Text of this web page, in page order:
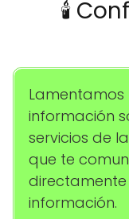
🕯️
información
servicios de
que te
información.